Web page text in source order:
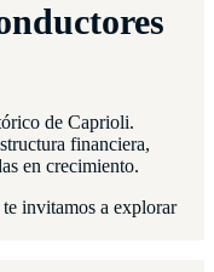
de Caprioli.
financiera,
en crecimiento.
invitamos a explorar